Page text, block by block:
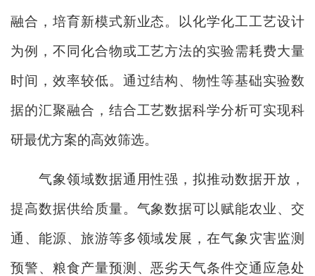
融合，培育新模式新业态。以化学化工工艺设计
为例，不同化合物或工艺方法的实验需耗费大量
时间，效率较低。通过结构、物性等基础实验数
据的汇聚融合，结合工艺数据科学分析可实现科
研最优方案的高效筛选。
气象领域数据通用性强，拟推动数据开放，
提高数据供给质量。气象数据可以赋能农业、交
通、能源、旅游等多领域发展，在气象灾害监测
预警、粮食产量预测、恶劣天气条件交通应急处